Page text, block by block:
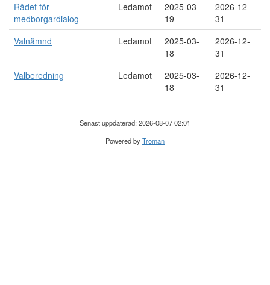
Rådet för
medborgardialog
Ledamot
2025-03-
19
2026-12-
31
Valnämnd
Ledamot
2025-03-
18
2026-12-
31
Valberedning
Ledamot
2025-03-
18
2026-12-
31
Senast uppdaterad: 2026-08-07 02:01
Powered byTroman